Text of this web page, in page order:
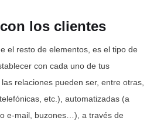
los clientes
el resto de elementos, es el tipo de
con cada uno de tus
relaciones pueden ser, entre otras,
etc.), automatizadas (a
e-mail, buzones…), a través de